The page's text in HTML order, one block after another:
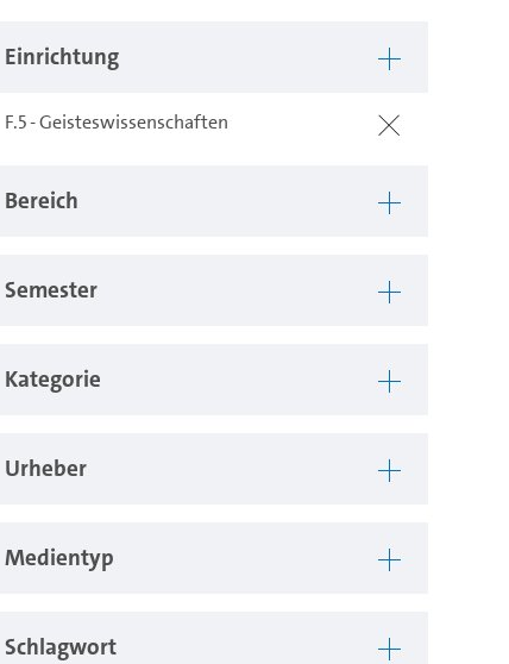
Einrichtung
F.5 - Geisteswissenschaften
Bereich
Semester
Kategorie
Urheber
Medientyp
Schlagwort